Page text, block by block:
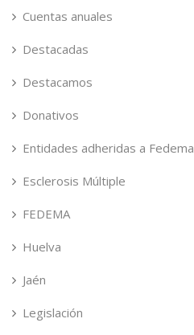
Cuentas anuales
Destacadas
Destacamos
Donativos
Entidades adheridas a Fedema
Esclerosis Múltiple
FEDEMA
Huelva
Jaén
Legislación